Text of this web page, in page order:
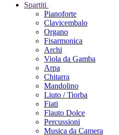
Spartiti
Pianoforte
Clavicembalo
Organo
Fisarmonica
Archi
Viola da Gamba
Arpa
Chitarra
Mandolino
Liuto / Tiorba
Fiati
Flauto Dolce
Percussioni
Musica da Camera